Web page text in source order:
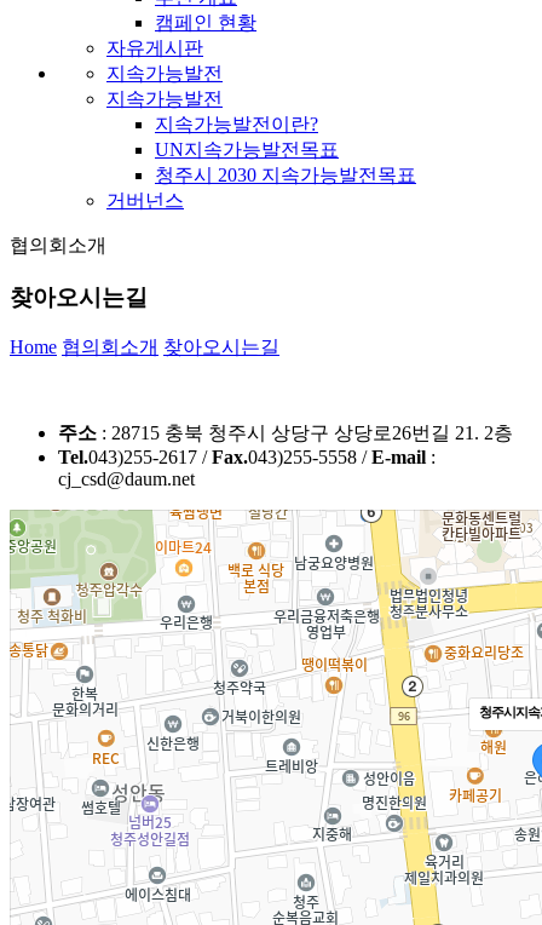
캠페인 현황
자유게시판
지속가능발전
지속가능발전
지속가능발전이란?
UN지속가능발전목표
청주시 2030 지속가능발전목표
거버넌스
협의회소개
찾아오시는길
Home 협의회소개 찾아오시는길
주소 : 28715 충북 청주시 상당구 상당로26번길 21. 2층
Tel.043)255-2617 /Fax.043)255-5558 /E-mail :
cj_csd@daum.net
청주시지